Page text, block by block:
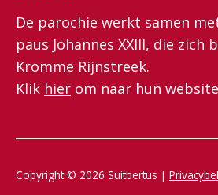
De parochie werkt samen
paus Johannes XXIII, die zich
Kromme Rijnstreek.
Klik hier om naar hun
Copyright © 2026 Suitbertus |